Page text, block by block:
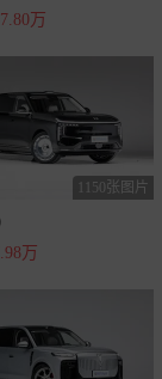
万
1150张图片
万